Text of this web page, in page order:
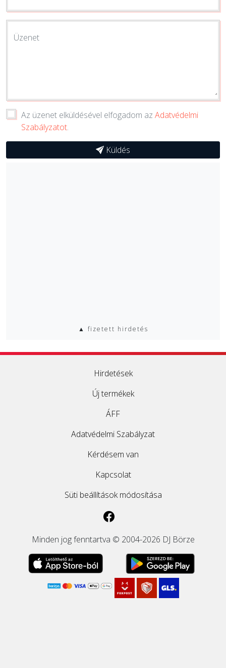
Üzenet
Az üzenet elküldésével elfogadom az Adatvédelmi
Szabályzatot.
Küldés
▲ fizetett hirdetés
Hirdetések
Új termékek
ÁFF
Adatvédelmi Szabályzat
Kérdésem van
Kapcsolat
Süti beállítások módosítása
Minden jog fenntartva © 2004-2026 DJ Börze